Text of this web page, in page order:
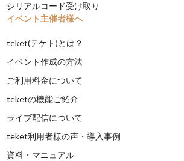
シリアルコード受け取り
イベント主催者様へ
teket(テケト)とは？
イベント作成の方法
ご利用料金について
teketの機能ご紹介
ライブ配信について
teket利用者様の声・導入事例
資料・マニュアル